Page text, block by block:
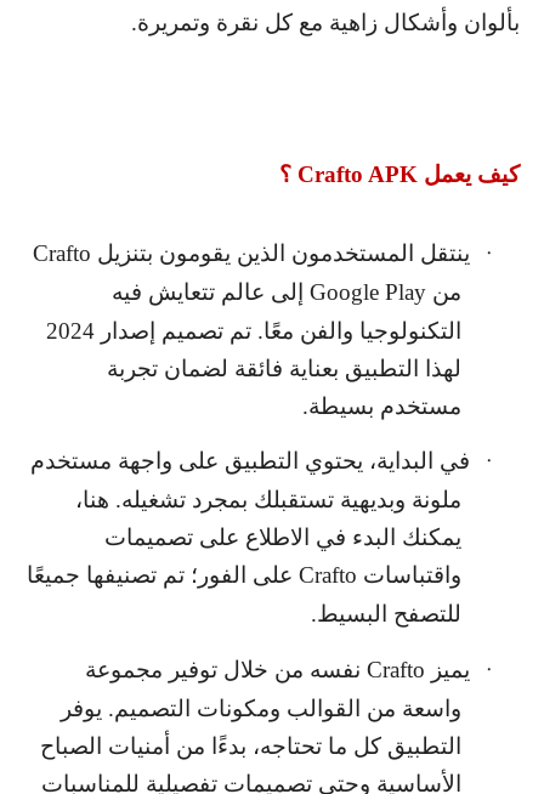
بألوان وأشكال زاهية مع كل نقرة وتمريرة.
كيف يعمل Crafto APK ؟
· ينتقل المستخدمون الذين يقومون بتنزيل Crafto
من Google Play إلى عالم تتعايش فيه
التكنولوجيا والفن معًا. تم تصميم إصدار 2024
لهذا التطبيق بعناية فائقة لضمان تجربة
مستخدم بسيطة.
·
في البداية، يحتوي التطبيق على واجهة مستخدم
ملونة وبديهية تستقبلك بمجرد تشغيله. هنا،
يمكنك البدء في الاطلاع على تصميمات
واقتباسات Crafto على الفور؛ تم تصنيفها جميعًا
للتصفح البسيط.
· يميز Crafto نفسه من خلال توفير مجموعة
واسعة من القوالب ومكونات التصميم. يوفر
التطبيق كل ما تحتاجه، بدءًا من أمنيات الصباح
الأساسية وحتى تصميمات تفصيلية للمناسبات